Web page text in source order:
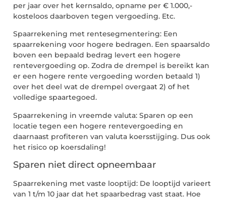
per jaar over het kernsaldo, opname per € 1.000,-
kosteloos daarboven tegen vergoeding. Etc.
Spaarrekening met rentesegmentering: Een
spaarrekening voor hogere bedragen. Een spaarsaldo
boven een bepaald bedrag levert een hogere
rentevergoeding op. Zodra de drempel is bereikt kan
er een hogere rente vergoeding worden betaald 1)
over het deel wat de drempel overgaat 2) of het
volledige spaartegoed.
Spaarrekening in vreemde valuta: Sparen op een
locatie tegen een hogere rentevergoeding en
daarnaast profiteren van valuta koersstijging. Dus ook
het risico op koersdaling!
Sparen niet direct opneembaar
Spaarrekening met vaste looptijd: De looptijd varieert
van 1 t/m 10 jaar dat het spaarbedrag vast staat. Hoe